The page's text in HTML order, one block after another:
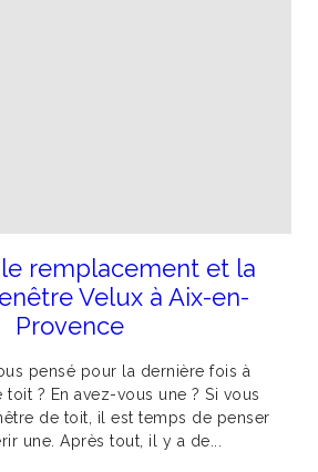
remplacement et la
Velux à Aix-en-
Provence
pensé pour la dernière fois à
? En avez-vous une ? Si vous
de toit, il est temps de penser
une. Après tout, il y a de...